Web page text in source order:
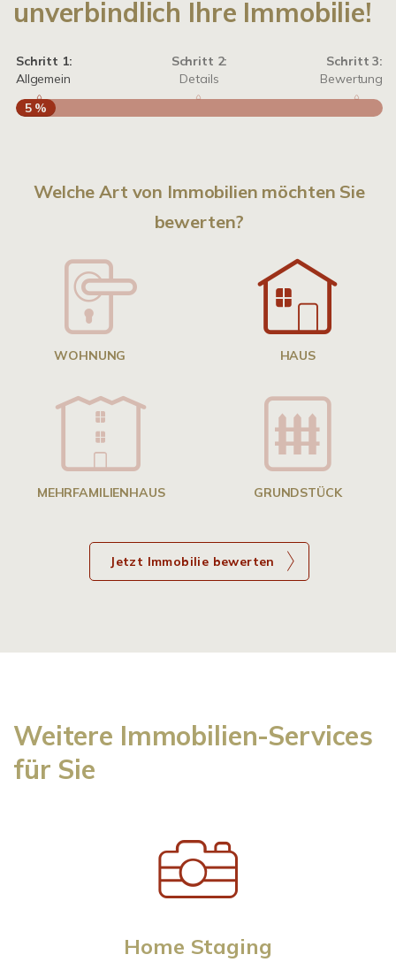
unverbindlich Ihre Immobilie!
Schritt 1:
Allgemein
Schritt 2:
Details
Schritt 3:
Bewertung
5 %
Welche Art von Immobilien möchten Sie
bewerten?
WOHNUNG HAUS
MEHRFAMILIENHAUS GRUNDSTÜCK
Jetzt Immobilie bewerten
Weitere Immobilien-Services
für Sie
Home Staging